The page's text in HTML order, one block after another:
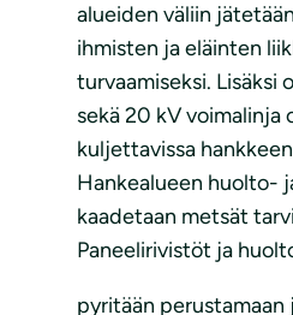
alueiden väliin
ihmisten ja eläinten
turvaamiseksi. Lisäksi
sekä 20 kV voimalinja
kuljettavissa
Hankealueen huolto-
kaadetaan metsät
Paneelirivistöt ja
pyritään perustamaan